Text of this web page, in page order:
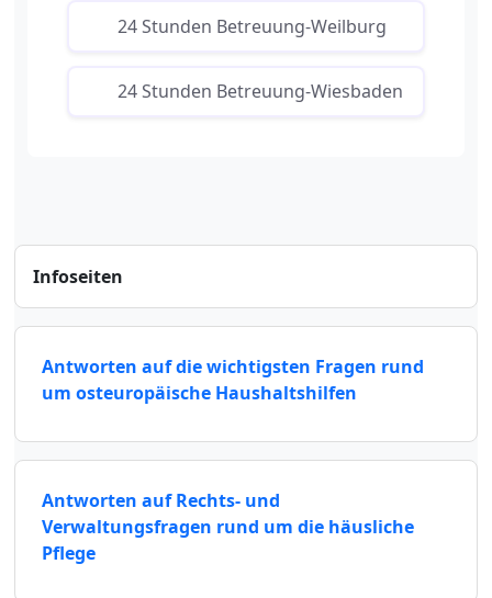
24 Stunden Betreuung-Weilburg
24 Stunden Betreuung-Wiesbaden
Infoseiten
Antworten auf die wichtigsten Fragen rund
um osteuropäische Haushaltshilfen
Antworten auf Rechts- und
Verwaltungsfragen rund um die häusliche
Pflege